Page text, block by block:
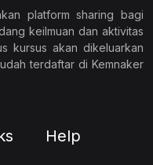
platform sharing bagi
keilmuan dan aktivitas
kursus akan dikeluarkan
terdaftar di Kemnaker
Help